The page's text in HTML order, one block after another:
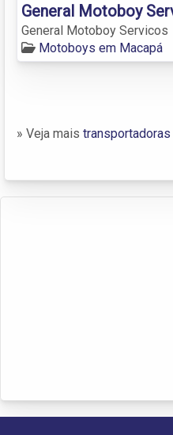
General Motoboy
General Motoboy Servicos
Motoboys em Macapá
» Veja mais